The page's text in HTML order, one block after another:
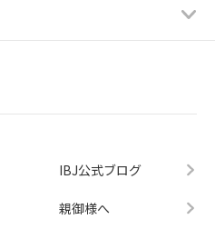
IBJ公式ブログ
親御様へ